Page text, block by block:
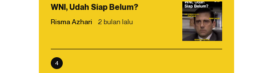
WNI, Udah Siap Belum?
Risma Azhari 2 bulan lalu
4